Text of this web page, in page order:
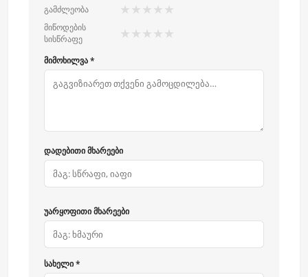
გამძლეობა ★ ★ ★ ★ ★
მიწოდების
სისწრაფე
★ ★ ★ ★ ★
მიმოხილვა *
დადებითი მხარეები
უარყოფითი მხარეები
სახელი *